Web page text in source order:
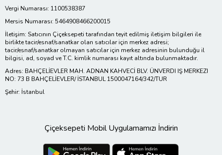
Vergi Numarası: 1100538387
Mersis Numarası: 5464908466200015
İletişim: Satıcının Çiçeksepeti tarafından teyit edilmiş iletişim bilgileri ile
birlikte tacir/esnaf/sanatkar olan satıcılar için merkez adresi;
tacir/esnaf/sanatkar olmayan satıcılar için merkez adresinin bulunduğu il
bilgisi, ad, soyad ve T.C. kimlik numarası kayıt altında bulunmaktadır.
Adres: BAHÇELİEVLER MAH. ADNAN KAHVECİ BLV. ÜNVERDI IŞ MERKEZI
NO: 73 B BAHÇELİEVLER/ İSTANBUL 1500047164/342/TUR
Şehir: İstanbul
Çiçeksepeti Mobil Uygulamamızı İndirin